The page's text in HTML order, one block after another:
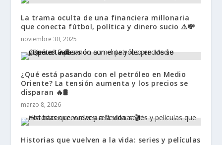
La trama oculta de una financiera millonaria
que conecta fútbol, política y dinero sucio ⚠️💸
noviembre 30, 2025
¿Qué está pasando con el petróleo en Medio
Oriente? La tensión aumenta y los precios se
disparan 🔥🛢️
marzo 8, 2026
Historias que vuelven a la vida: series y películas